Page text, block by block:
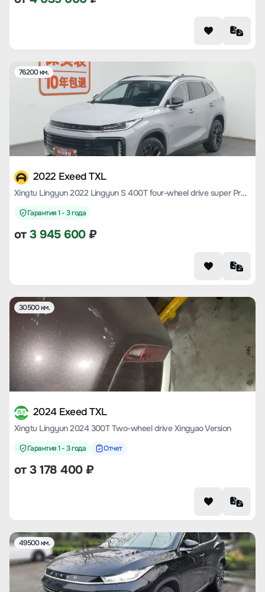
76200 км.
2022 Exeed TXL
Xingtu Lingyun 2022 Lingyun S 400T four-wheel drive super Pro Version
Гарантия 1 - 3 года
от3 945 600₽
30500 км.
2024 Exeed TXL
Xingtu Lingyun 2024 300T Two-wheel drive Xingyao Version
Гарантия 1 - 3 года Отчет
от3 178 400₽
49500 км.